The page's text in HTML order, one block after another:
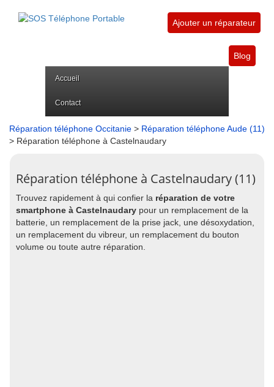
Ajouter un réparateur
Blog
Accueil
Contact
Réparation téléphone Occitanie > Réparation téléphone Aude (11)
> Réparation téléphone à Castelnaudary
Réparation téléphone à Castelnaudary (11)
Trouvez rapidement à qui confier la réparation de votre
smartphone à Castelnaudary pour un remplacement de la
batterie, un remplacement de la prise jack, une désoxydation,
un remplacement du vibreur, un remplacement du bouton
volume ou toute autre réparation.